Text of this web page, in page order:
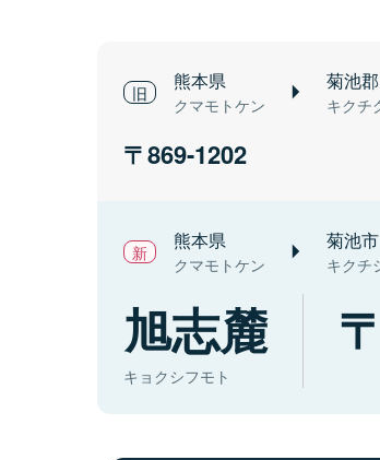
熊本県
クマモトケン
菊池
キクチ
869-1202
熊本県
クマモトケン
菊池市
キクチ
旭志麓
キョクシフモト